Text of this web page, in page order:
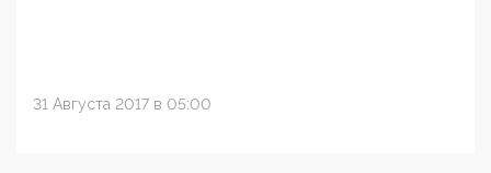
31 Августа 2017 в 05:00